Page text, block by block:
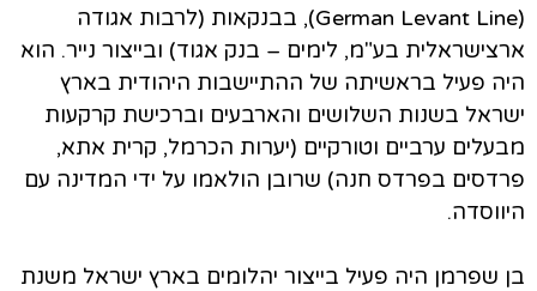
(German Levant Line), בבנקאות (לרבות אגודה
ארצישראלית בע"מ, לימים – בנק אגוד) ובייצור נייר. הוא
היה פעיל בראשיתה של ההתיישבות היהודית בארץ
ישראל בשנות השלושים והארבעים וברכישת קרקעות
מבעלים ערביים וטורקיים (יערות הכרמל, קרית אתא,
פרדסים בפרדס חנה) שרובן הולאמו על ידי המדינה עם
היווסדה.
בן שפרמן היה פעיל בייצור יהלומים בארץ ישראל משנת